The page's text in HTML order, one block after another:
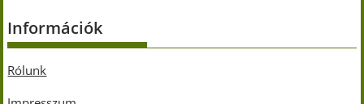
Információk
Rólunk